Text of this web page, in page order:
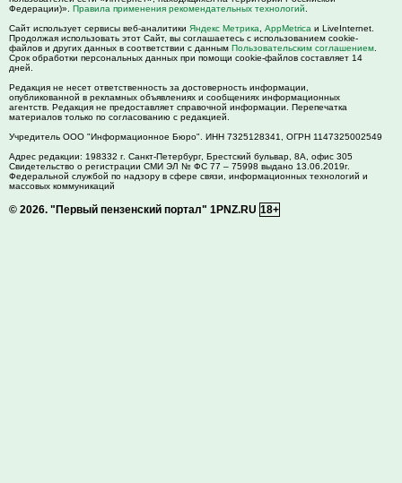
Федерации)». Правила применения рекомендательных технологий
Сайт использует сервисы веб-аналитики Яндекс Метрика AppMetrica и LiveInternet.
Продолжая использовать этот Сайт, вы соглашаетесь с использованием cookie-
файлов и других данных в соответствии с данным Пользовательским соглашением
Срок обработки персональных данных при помощи cookie-файлов составляет 14
дней.
Редакция не несет ответственность за достоверность информации,
опубликованной в рекламных объявлениях и сообщениях информационных
агентств. Редакция не предоставляет справочной информации. Перепечатка
материалов только по согласованию с редакцией.
Учредитель ООО "Информационное Бюро". ИНН 7325128341, ОГРН 1147325002549
Адрес редакции: 198332 г. Санкт-Петербург, Брестский бульвар, 8А, офис 305
Свидетельство о регистрации СМИ ЭЛ № ФС 77 – 75998 выдано 13.06.2019г.
Федеральной службой по надзору в сфере связи, информационных технологий и
массовых коммуникаций
© 2026. "Первый пензенский портал" 1PNZ.RU 18+